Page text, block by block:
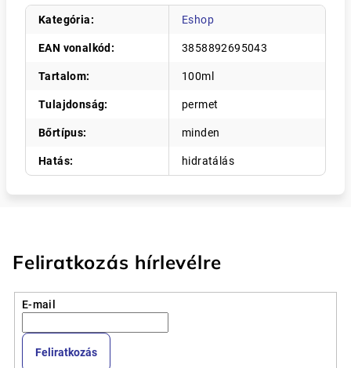
Kategória: Eshop
EAN vonalkód : 3858892695043
Tartalom: 100ml
Tulajdonság: permet
Bőrtípus: minden
Hatás: hidratálás
Feliratkozás hírlevélre
E-mail
Feliratkozás